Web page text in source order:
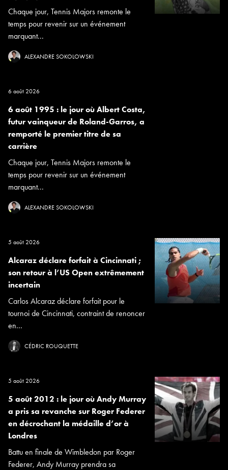
Chaque jour, Tennis Majors remonte le
temps pour revenir sur un événement
marquant...
ALEXANDRE SOKOLOWSKI
6 août 2026
6 août 1995 : le jour où Albert Costa,
futur vainqueur de Roland-Garros, a
remporté le premier titre de sa
carrière
Chaque jour, Tennis Majors remonte le
temps pour revenir sur un événement
marquant...
ALEXANDRE SOKOLOWSKI
5 août 2026
Alcaraz déclare forfait à Cincinnati ;
son retour à l’US Open extrêmement
incertain
Carlos Alcaraz déclare forfait pour le
tournoi de Cincinnati, contraint de renoncer
en...
CÉDRIC ROUQUETTE
5 août 2026
5 août 2012 : le jour où Andy Murray
a pris sa revanche sur Roger Federer
en décrochant la médaille d’or à
Londres
Battu en finale de Wimbledon par Roger
Federer, Andy Murray prendra sa